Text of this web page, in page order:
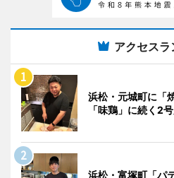
アクセス
浜松・元城町に「
「味鶏」に続く2
浜松・富塚町「パ